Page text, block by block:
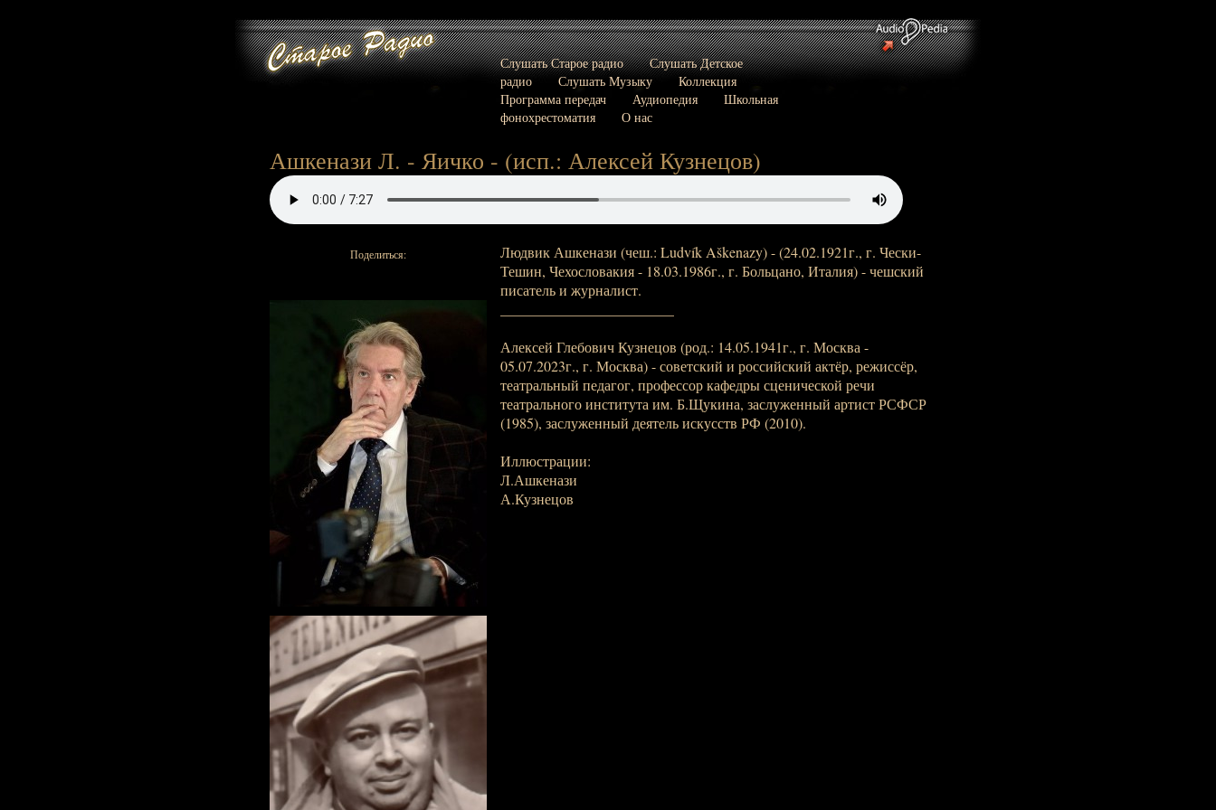
Слушать Старое радио
Слушать Детское
радио
Слушать Музыку
Коллекция
Программа передач
Аудиопедия
Школьная
фонохрестоматия
О нас
Ашкенази Л. - Яичко - (исп.: Алексей Кузнецов)
Поделиться:
Людвик Ашкенази (чеш.: Ludvík Aškenazy) - (24.02.1921г., г. Чески-
Тешин, Чехословакия - 18.03.1986г., г. Больцано, Италия) - чешский
писатель и журналист.
Алексей Глебович Кузнецов (род.: 14.05.1941г., г. Москва -
05.07.2023г., г. Москва) - советский и российский актёр, режиссёр,
театральный педагог, профессор кафедры сценической речи
театрального института им. Б.Щукина, заслуженный артист РСФСР
(1985), заслуженный деятель искусств РФ (2010).
Иллюстрации:
Л.Ашкенази
А.Кузнецов